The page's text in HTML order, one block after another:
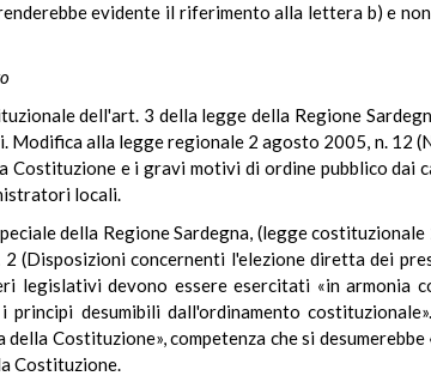
evidente il riferimento alla lettera b) e
dell'art. 3 della legge della Regione
Modifica alla legge regionale 2 agosto 2005, n. 12
Costituzione e i gravi motivi di ordine pubblico dai
locali.
della Regione Sardegna, (legge
(Disposizioni concernenti l'elezione diretta dei
legislativi devono essere esercitati «in armonia
desumibili dall'ordinamento
Costituzione», competenza che si desumerebbe
Costituzione.